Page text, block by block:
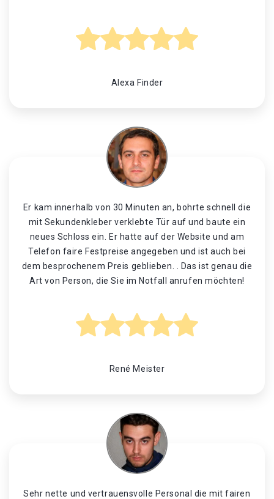
Alexa Finder
Er kam innerhalb von 30 Minuten an, bohrte schnell die
mit Sekundenkleber verklebte Tür auf und baute ein
neues Schloss ein. Er hatte auf der Website und am
Telefon faire Festpreise angegeben und ist auch bei
dem besprochenem Preis geblieben. . Das ist genau die
Art von Person, die Sie im Notfall anrufen möchten!
René Meister
Sehr nette und vertrauensvolle Personal die mit fairen